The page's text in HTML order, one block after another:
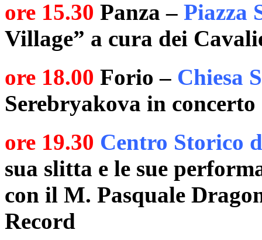
ore 15.30 Panza – Piazza
Village” a cura dei
ore 18.00 Forio – Chiesa
Serebryakova in concerto
ore 19.30 Centro Storico
sua slitta e le sue
con il M. Pasquale
Record